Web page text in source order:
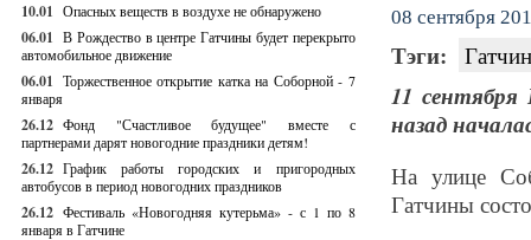
10.01 Опасных веществ в воздухе не обнаружено
06.01 В Рождество в центре Гатчины будет перекрыто
автомобильное движение
06.01 Торжественное открытие катка на Соборной - 7
января
26.12 Фонд "Счастливое будущее" вместе с
партнерами дарят новогодние праздники детям!
26.12 График работы городских и пригородных
автобусов в период новогодних праздников
26.12 Фестиваль «Новогодняя кутерьма» - с 1 по 8
января в Гатчине
08 сентября
Тэги:
11
назад
На улице
Гатчины